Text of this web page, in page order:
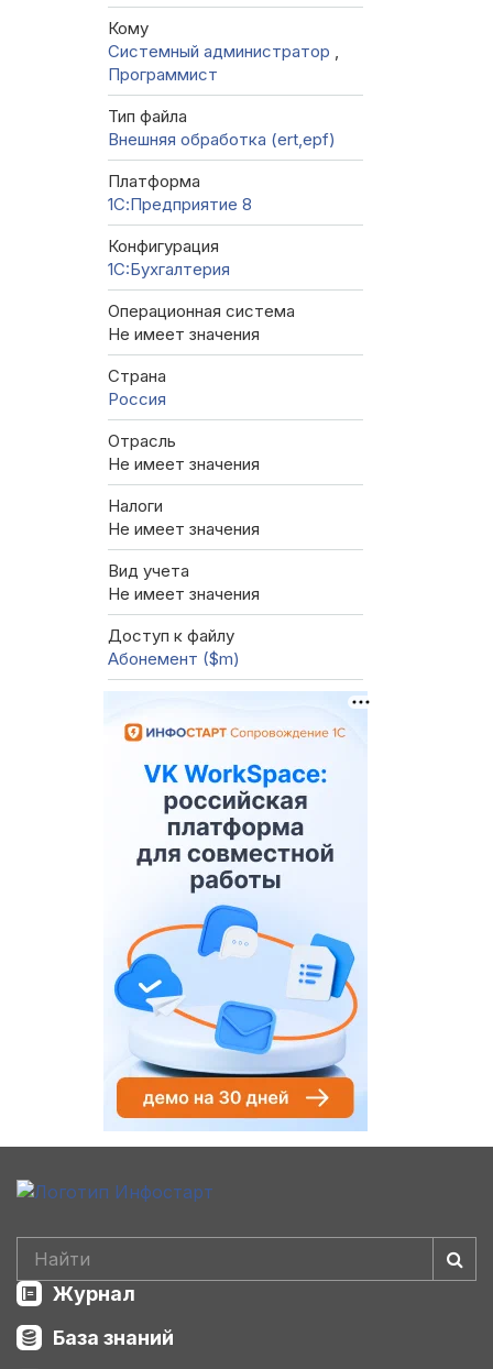
Кому
Системный администратор ,
Программист
Тип файла
Внешняя обработка (ert,epf)
Платформа
1С:Предприятие 8
Конфигурация
1C:Бухгалтерия
Операционная система
Не имеет значения
Страна
Россия
Отрасль
Не имеет значения
Налоги
Не имеет значения
Вид учета
Не имеет значения
Доступ к файлу
Абонемент ($m)
Журнал
База знаний